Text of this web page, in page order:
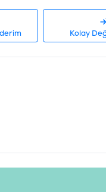
Kolay